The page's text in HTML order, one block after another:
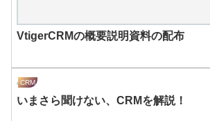
VtigerCRMの概要説明資料の配布
CRM
いまさら聞けない、CRMを解説！